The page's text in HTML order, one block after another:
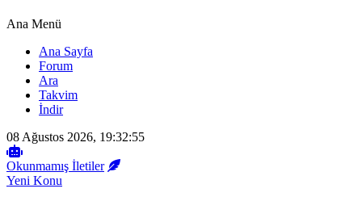
Ana Menü
Ana Sayfa
Forum
Ara
Takvim
İndir
08 Ağustos 2026, 19:32:55
Okunmamış İletiler
Yeni Konu